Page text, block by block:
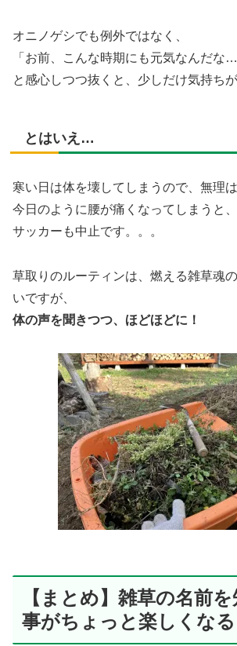
オニノゲシでも例外ではなく、
「お前、こんな時期にも元気なんだな…
と感心しつつ抜くと、少しだけ気持ち
とはいえ…
寒い日は体を壊してしまうので、無理は
今日のように腰が痛くなってしまうと
サッカーも中止です。。。
草取りのルーティンは、燃える雑草魂
いですが、
体の声を聞きつつ、ほどほどに！
【まとめ】雑草の名前
事がちょっと楽しくなる